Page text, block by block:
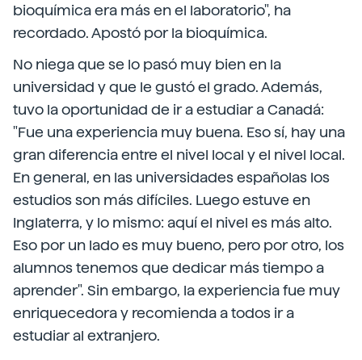
bioquímica era más en el laboratorio", ha
recordado. Apostó por la bioquímica.
No niega que se lo pasó muy bien en la
universidad y que le gustó el grado. Además,
tuvo la oportunidad de ir a estudiar a Canadá:
"Fue una experiencia muy buena. Eso sí, hay una
gran diferencia entre el nivel local y el nivel local.
En general, en las universidades españolas los
estudios son más difíciles. Luego estuve en
Inglaterra, y lo mismo: aquí el nivel es más alto.
Eso por un lado es muy bueno, pero por otro, los
alumnos tenemos que dedicar más tiempo a
aprender". Sin embargo, la experiencia fue muy
enriquecedora y recomienda a todos ir a
estudiar al extranjero.